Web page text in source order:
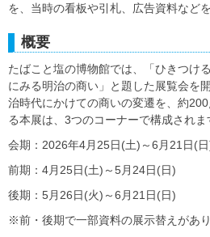
を、当時の看板や引札、広告資料など
概要
たばこと塩の博物館では、「ひきつけ
にみる明治の商い」と題した展覧会を
治時代にかけての商いの変遷を、約
る本展は、3つのコーナーで構成されま
会期：2026年4月25日(土)～6月21日(
前期：4月25日(土)～5月24日(日)
後期：5月26日(火)～6月21日(日)
※前・後期で一部資料の展示替えがあり